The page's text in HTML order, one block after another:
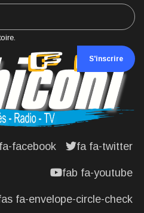
S'inscrire
facebook fa fa-twitter
fab fa-youtube
fa-envelope-circle-check